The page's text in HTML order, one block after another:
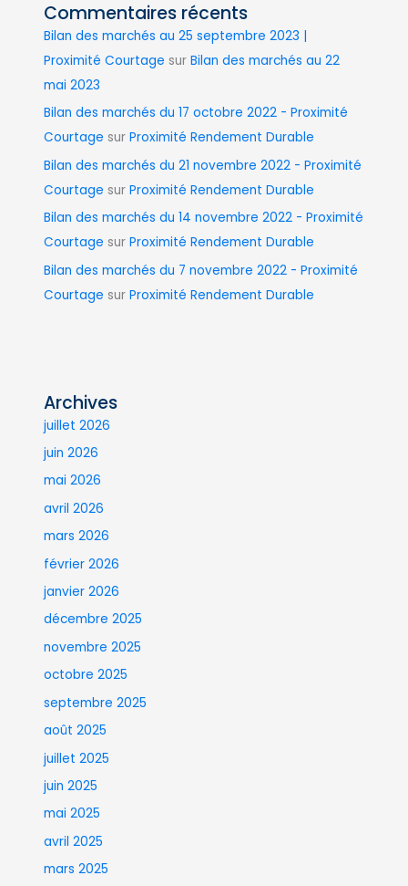
Commentaires récents
Bilan des marchés au 25 septembre 2023 |
Proximité Courtage surBilan des marchés au 22
mai 2023
Bilan des marchés du 17 octobre 2022 - Proximité
Courtage surProximité Rendement Durable
Bilan des marchés du 21 novembre 2022 - Proximité
Courtage surProximité Rendement Durable
Bilan des marchés du 14 novembre 2022 - Proximité
Courtage surProximité Rendement Durable
Bilan des marchés du 7 novembre 2022 - Proximité
Courtage surProximité Rendement Durable
Archives
juillet 2026
juin 2026
mai 2026
avril 2026
mars 2026
février 2026
janvier 2026
décembre 2025
novembre 2025
octobre 2025
septembre 2025
août 2025
juillet 2025
juin 2025
mai 2025
avril 2025
mars 2025